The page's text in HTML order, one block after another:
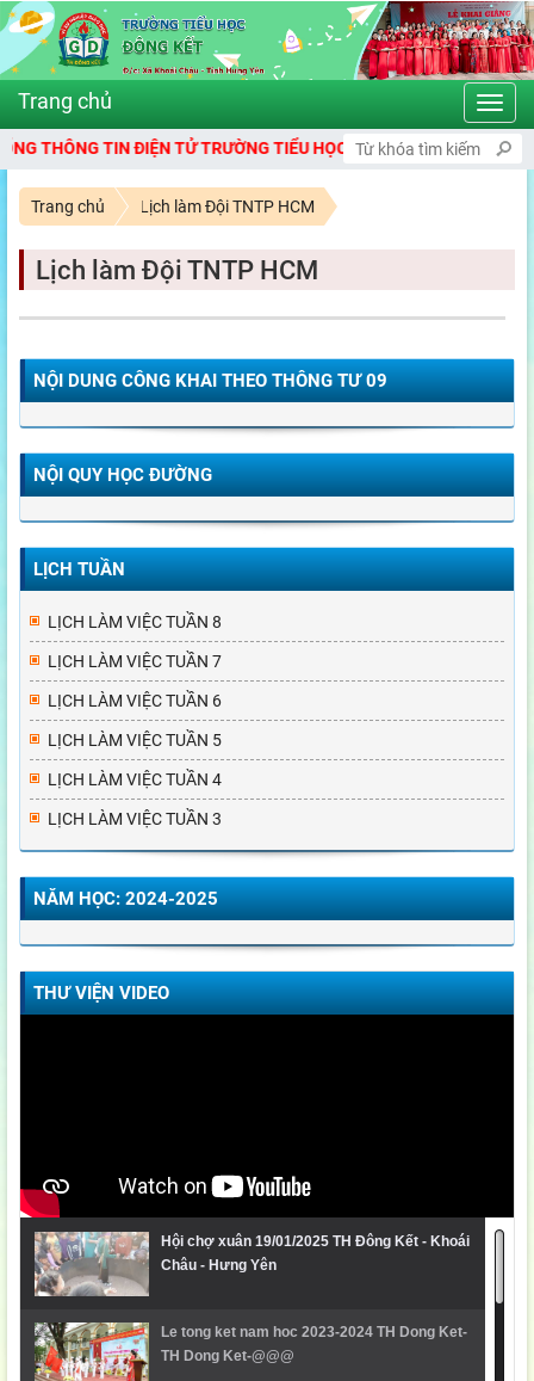
THÔNG TIN ĐIỆN TỬ TRƯỜNG TIỂU HỌC ĐÔNG KẾT
Trang chủ Lịch làm Đội TNTP HCM
Lịch làm Đội TNTP HCM
NỘI DUNG CÔNG KHAI THEO THÔNG TƯ 09
NỘI QUY HỌC ĐƯỜNG
LỊCH TUẦN
LỊCH LÀM VIỆC TUẦN 8
LỊCH LÀM VIỆC TUẦN 7
LỊCH LÀM VIỆC TUẦN 6
LỊCH LÀM VIỆC TUẦN 5
LỊCH LÀM VIỆC TUẦN 4
LỊCH LÀM VIỆC TUẦN 3
NĂM HỌC: 2024-2025
THƯ VIỆN VIDEO
Hội chợ xuân 19/01/2025 TH Đông Kết - Khoái
Châu - Hưng Yên
Le tong ket nam hoc 2023-2024 TH Dong Ket-
TH Dong Ket-@@@